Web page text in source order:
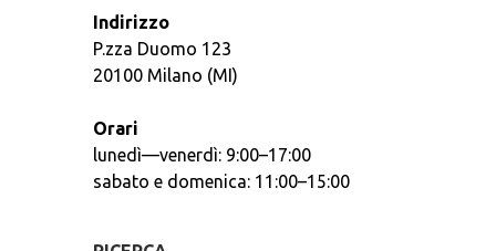
Indirizzo
P.zza Duomo 123
20100 Milano (MI)
Orari
lunedì—venerdì: 9:00–17:00
sabato e domenica: 11:00–15:00